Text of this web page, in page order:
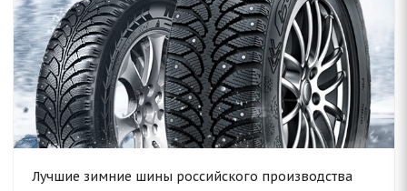
Лучшие зимние шины российского производства